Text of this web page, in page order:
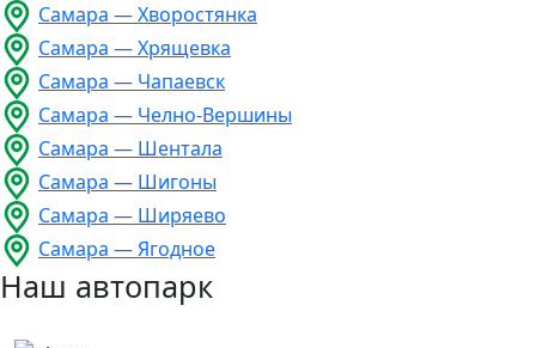
Самара — Хворостянка
Самара — Хрящевка
Самара — Чапаевск
Самара — Челно-Вершины
Самара — Шентала
Самара — Шигоны
Самара — Ширяево
Самара — Ягодное
Наш автопарк